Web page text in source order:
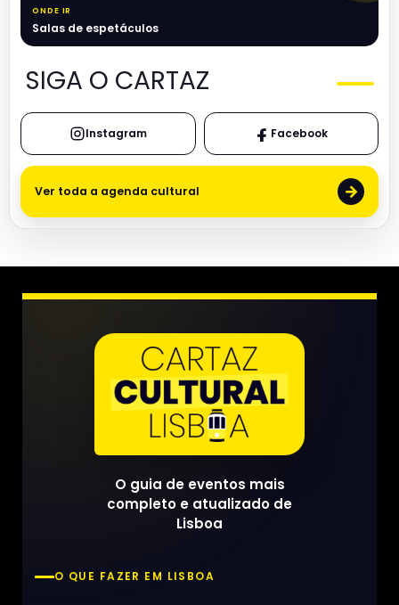
ONDE IR
Salas de espetáculos
SIGA O CARTAZ
Instagram Facebook
Ver toda a agenda cultural →
O guia de eventos mais
completo e atualizado de
Lisboa
O QUE FAZER EM LISBOA